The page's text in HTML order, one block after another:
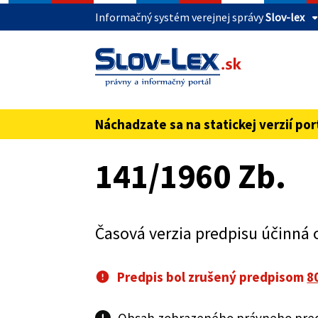
Informačný systém verejnej správySlov-lex
Táto stránka je zabezpečená
Buďte pozorní a vždy sa uistite, že zdieľate
pred názvom domény webového sídla.
Náchadzate sa na statickej verzií
141/1960 Zb.
Časová verzia predpisu účinná
Predpis bol zrušený predpisom